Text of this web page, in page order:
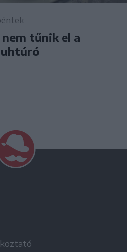
tűnik el a